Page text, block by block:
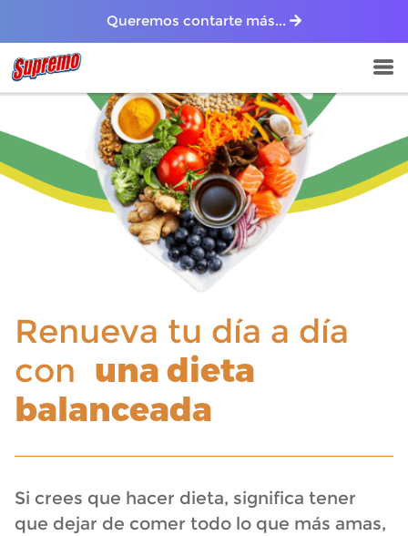
Queremos contarte más...
Renueva tu día a día
con una dieta
balanceada
Si crees que hacer dieta, significa tener
que dejar de comer todo lo que más amas,